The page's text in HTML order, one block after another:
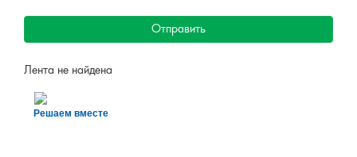
Отправить
Лента не найдена
Решаем вместе